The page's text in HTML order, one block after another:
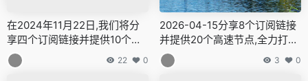
在2024年11月22日,我们将分
享四个订阅链接并提供10个高
速节点,全力打造免费的网络穿
越门户,v2ray,clash机场,科学
22 0
2026-04-15分享8个订阅链接
并提供20个高速节点,全力打造
免费的网络穿越门户,v2ray,cla
sh机场,科学上网翻墙白嫖节点,
3 0